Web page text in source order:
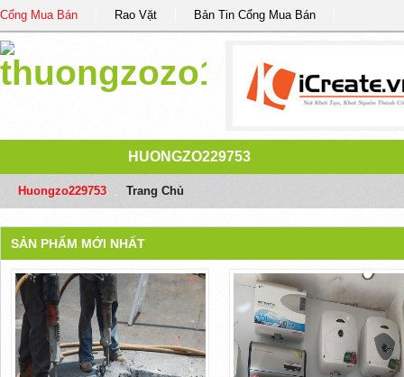
Cổng Mua Bán Rao Vặt Bản Tin Cổng Mua Bán
HUONGZO229753
Huongzo229753 Trang Chủ
SẢN PHẨM MỚI NHẤT